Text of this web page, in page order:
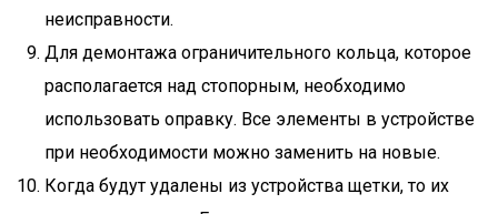
неисправности.
Для демонтажа ограничительного кольца, которое
располагается над стопорным, необходимо
использовать оправку. Все элементы в устройстве
при необходимости можно заменить на новые.
Когда будут удалены из устройства щетки, то их